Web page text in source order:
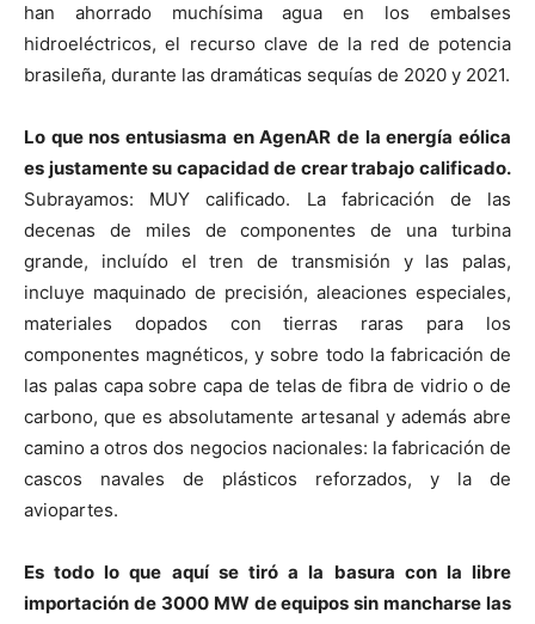
han ahorrado muchísima agua en los embalses
hidroeléctricos, el recurso clave de la red de potencia
brasileña, durante las dramáticas sequías de 2020 y 2021.
Lo que nos entusiasma en AgenAR de la energía eólica
es justamente su capacidad de crear trabajo calificado.
Subrayamos: MUY calificado. La fabricación de las
decenas de miles de componentes de una turbina
grande, incluído el tren de transmisión y las palas,
incluye maquinado de precisión, aleaciones especiales,
materiales dopados con tierras raras para los
componentes magnéticos, y sobre todo la fabricación de
las palas capa sobre capa de telas de fibra de vidrio o de
carbono, que es absolutamente artesanal y además abre
camino a otros dos negocios nacionales: la fabricación de
cascos navales de plásticos reforzados, y la de
aviopartes.
Es todo lo que aquí se tiró a la basura con la libre
importación de 3000 MW de equipos sin mancharse las